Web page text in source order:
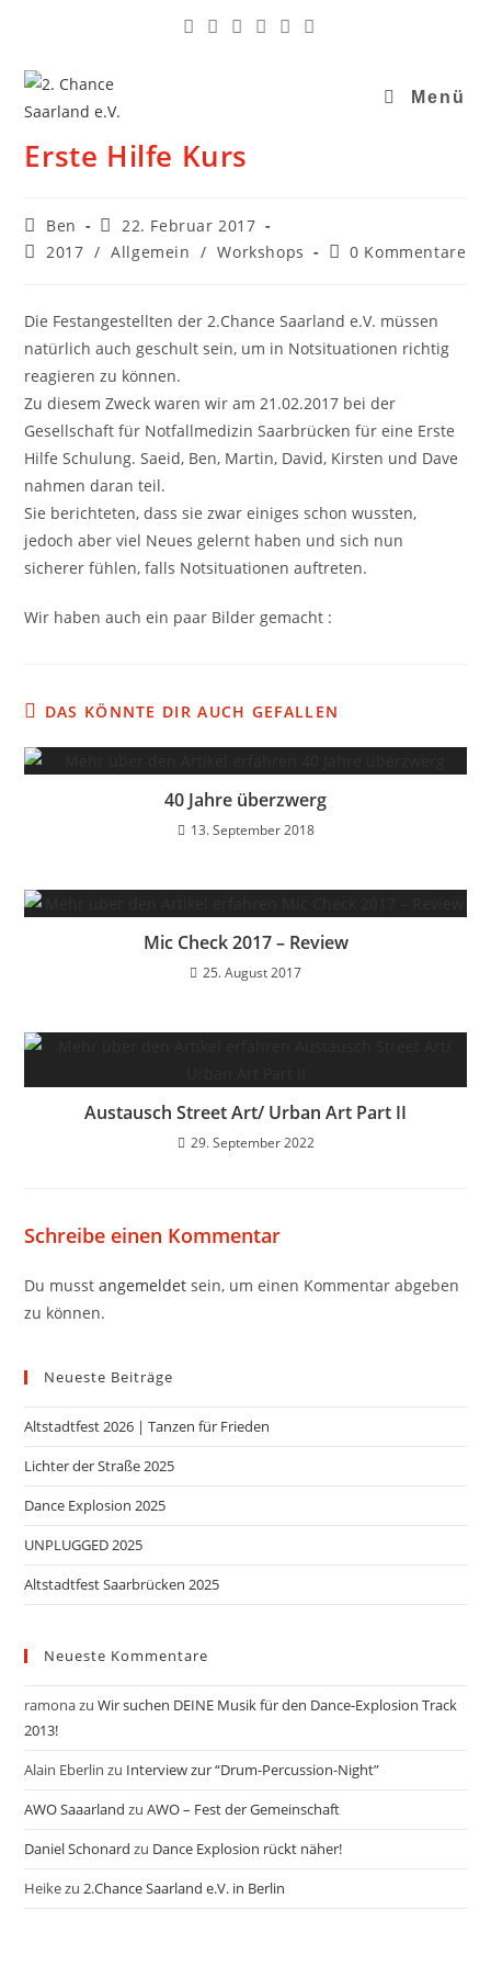
Menü
Erste Hilfe Kurs
Ben
22. Februar 2017
2017 / Allgemein / Workshops 0 Kommentare
Die Festangestellten der 2.Chance Saarland e.V. müssen
natürlich auch geschult sein, um in Notsituationen richtig
reagieren zu können.
Zu diesem Zweck waren wir am 21.02.2017 bei der
Gesellschaft für Notfallmedizin Saarbrücken für eine Erste
Hilfe Schulung. Saeid, Ben, Martin, David, Kirsten und Dave
nahmen daran teil.
Sie berichteten, dass sie zwar einiges schon wussten,
jedoch aber viel Neues gelernt haben und sich nun
sicherer fühlen, falls Notsituationen auftreten.
Wir haben auch ein paar Bilder gemacht :
DAS KÖNNTE DIR AUCH GEFALLEN
40 Jahre überzwerg
13. September 2018
Mic Check 2017 – Review
25. August 2017
Austausch Street Art/ Urban Art Part II
29. September 2022
Schreibe einen Kommentar
Du musstangemeldet sein, um einen Kommentar abgeben
zu können.
Neueste Beiträge
Altstadtfest 2026 | Tanzen für Frieden
Lichter der Straße 2025
Dance Explosion 2025
UNPLUGGED 2025
Altstadtfest Saarbrücken 2025
Neueste Kommentare
ramonazuWir suchen DEINE Musik für den Dance-Explosion Track
2013!
Alain Eberlin zu Interview zur “Drum-Percussion-Night”
AWO Saaarland zuAWO – Fest der Gemeinschaft
Daniel Schonard zu Dance Explosion rückt näher!
Heikezu2.Chance Saarland e.V. in Berlin